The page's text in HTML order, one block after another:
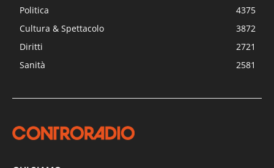
Politica
4375
Cultura & Spettacolo
3872
Diritti
2721
Sanità
2581